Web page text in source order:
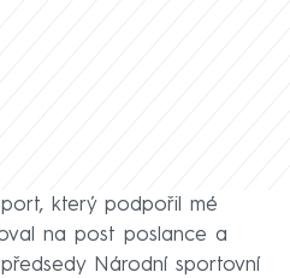
který podpořil mé
na post poslance a
Národní sportovní